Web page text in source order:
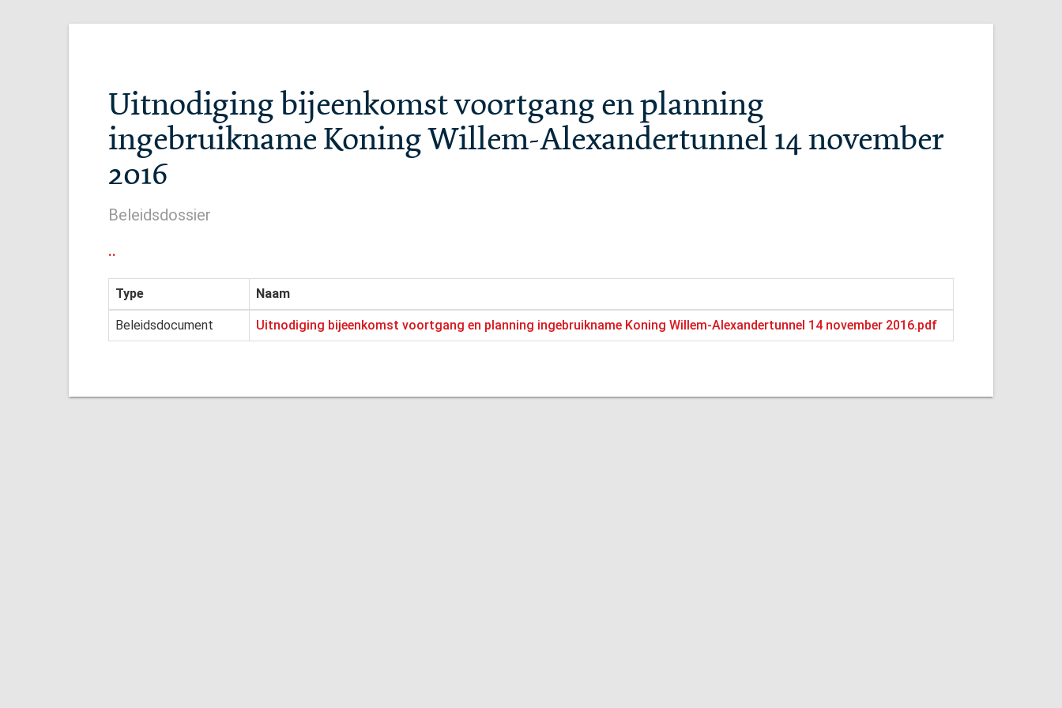
Uitnodiging bijeenkomst voortgang en planning
ingebruikname Koning Willem-Alexandertunnel 14 november
2016
Beleidsdossier
..
Type Naam
Beleidsdocument Uitnodiging bijeenkomst voortgang en planning ingebruikname Koning Willem-Alexandertunnel 14 november 2016.pdf